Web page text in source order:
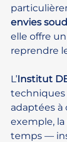
envies
elle offre
reprendre
L’Institut
techniques
adaptées à
exemple,
temps —